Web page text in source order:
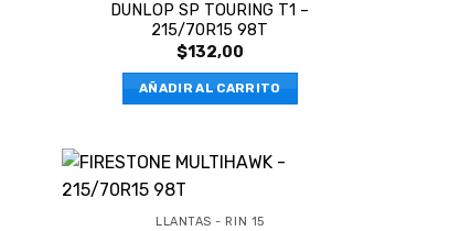
DUNLOP SP TOURING T1 –
215/70R15 98T
$132,00
AÑADIR AL CARRITO
LLANTAS - RIN 15